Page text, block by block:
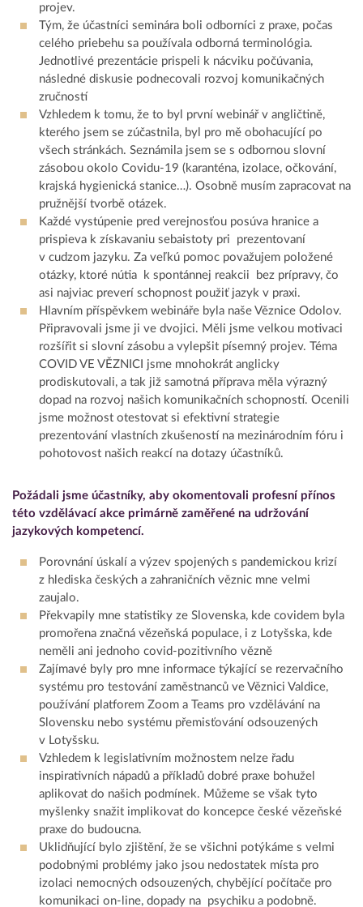
projev.
Tým, že účastníci seminára boli odborníci z praxe, počas
celého priebehu sa používala odborná terminológia.
Jednotlivé prezentácie prispeli k nácviku počúvania,
následné diskusie podnecovali rozvoj komunikačných
zručností
Vzhledem k tomu, že to byl první webinář v angličtině,
kterého jsem se zúčastnila, byl pro mě obohacující po
všech stránkách. Seznámila jsem se s odbornou slovní
zásobou okolo Covidu-19 (karanténa, izolace, očkování,
krajská hygienická stanice…). Osobně musím zapracovat na
pružnější tvorbě otázek.
Každé vystúpenie pred verejnosťou posúva hranice a
prispieva k získavaniu sebaistoty pri prezentovaní
v cudzom jazyku. Za veľkú pomoc považujem položené
otázky, ktoré nútia k spontánnej reakcii bez prípravy, čo
asi najviac preverí schopnost použiť jazyk v praxi.
Hlavním příspěvkem webináře byla naše Věznice Odolov.
Připravovali jsme ji ve dvojici. Měli jsme velkou motivaci
rozšířit si slovní zásobu a vylepšit písemný projev. Téma
COVID VE VĚZNICI jsme mnohokrát anglicky
prodiskutovali, a tak již samotná příprava měla výrazný
dopad na rozvoj našich komunikačních schopností. Ocenili
jsme možnost otestovat si efektivní strategie
prezentování vlastních zkušeností na mezinárodním fóru i
pohotovost našich reakcí na dotazy účastníků.
Požádali jsme účastníky, aby okomentovali profesní přínos
této vzdělávací akce primárně zaměřené na udržování
jazykových kompetencí.
Porovnání úskalí a výzev spojených s pandemickou krizí
z hlediska českých a zahraničních věznic mne velmi
zaujalo.
Překvapily mne statistiky ze Slovenska, kde covidem byla
promořena značná vězeňská populace, i z Lotyšska, kde
neměli ani jednoho covid-pozitivního vězně
Zajímavé byly pro mne informace týkající se rezervačního
systému pro testování zaměstnanců ve Věznici Valdice,
používání platforem Zoom a Teams pro vzdělávání na
Slovensku nebo systému přemisťování odsouzených
v Lotyšsku.
Vzhledem k legislativním možnostem nelze řadu
inspirativních nápadů a příkladů dobré praxe bohužel
aplikovat do našich podmínek. Můžeme se však tyto
myšlenky snažit implikovat do koncepce české vězeňské
praxe do budoucna.
Uklidňující bylo zjištění, že se všichni potýkáme s velmi
podobnými problémy jako jsou nedostatek místa pro
izolaci nemocných odsouzených, chybějící počítače pro
komunikaci on-line, dopady na psychiku a podobně.